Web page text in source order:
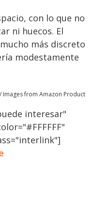
con lo que no
ni huecos. El
más discreto
modestamente
Images from Amazon Product
interesar"